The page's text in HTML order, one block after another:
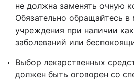
не должна заменять очную
Обязательно обращайтесь
учреждения при наличии
заболеваний или
Выбор лекарственных
должен быть оговорен со